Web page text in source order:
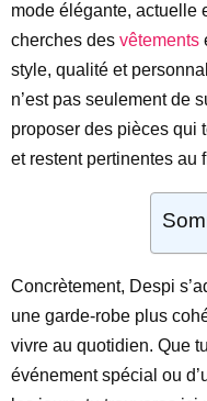
mode élégante, actuelle
cherches des vêtements
style, qualité et
n’est pas seulement de
proposer des pièces qui
et restent pertinentes au
Concrètement, Despi
une garde-robe plus
vivre au quotidien. Que
événement spécial ou